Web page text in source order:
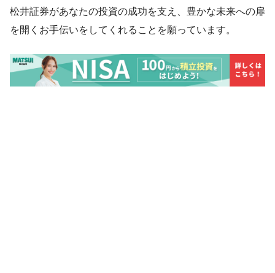
松井証券があなたの投資の成功を支え、豊かな未来への扉
を開くお手伝いをしてくれることを願っています。